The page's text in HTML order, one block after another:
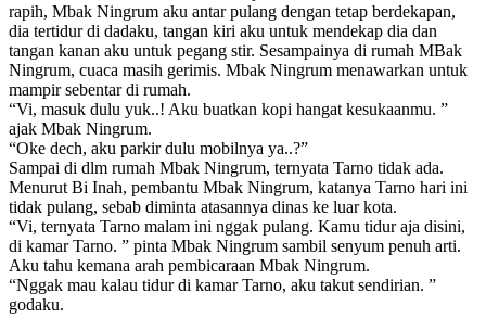
rapih, Mbak Ningrum aku antar pulang dengan tetap berdekapan,
dia tertidur di dadaku, tangan kiri aku untuk mendekap dia dan
tangan kanan aku untuk pegang stir. Sesampainya di rumah MBak
Ningrum, cuaca masih gerimis. Mbak Ningrum menawarkan untuk
mampir sebentar di rumah.
“Vi, masuk dulu yuk..! Aku buatkan kopi hangat kesukaanmu. ”
ajak Mbak Ningrum.
“Oke dech, aku parkir dulu mobilnya ya..?”
Sampai di dlm rumah Mbak Ningrum, ternyata Tarno tidak ada.
Menurut Bi Inah, pembantu Mbak Ningrum, katanya Tarno hari ini
tidak pulang, sebab diminta atasannya dinas ke luar kota.
“Vi, ternyata Tarno malam ini nggak pulang. Kamu tidur aja disini,
di kamar Tarno. ” pinta Mbak Ningrum sambil senyum penuh arti.
Aku tahu kemana arah pembicaraan Mbak Ningrum.
“Nggak mau kalau tidur di kamar Tarno, aku takut sendirian. ”
godaku.